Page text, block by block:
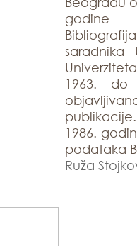
godine
saradnika
1963.
1986.
podataka
Ruža